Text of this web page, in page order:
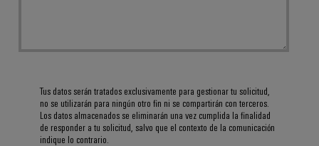
Tus datos serán tratados exclusivamente para gestionar tu solicitud,
no se utilizarán para ningún otro fin ni se compartirán con terceros.
Los datos almacenados se eliminarán una vez cumplida la finalidad
de responder a tu solicitud, salvo que el contexto de la comunicación
indique lo contrario.